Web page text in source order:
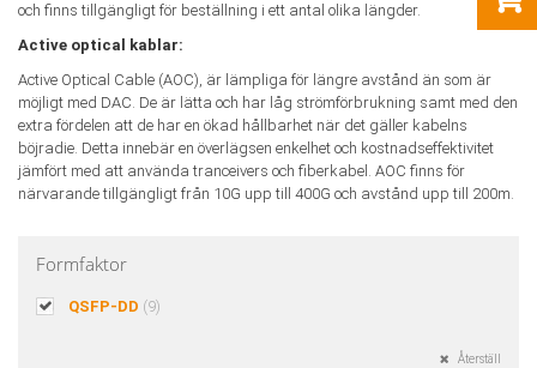
och finns tillgängligt för beställning i ett antal olika längder.
Active optical kablar:
Active Optical Cable (AOC), är lämpliga för längre avstånd än som är
möjligt med DAC. De är lätta och har låg strömförbrukning samt med den
extra fördelen att de har en ökad hållbarhet när det gäller kabelns
böjradie. Detta innebär en överlägsen enkelhet och kostnadseffektivitet
jämfört med att använda tranceivers och fiberkabel. AOC finns för
närvarande tillgängligt från 10G upp till 400G och avstånd upp till 200m.
Formfaktor
QSFP-DD (9)
Återställ